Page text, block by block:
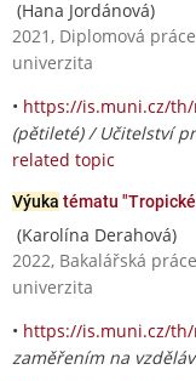
(Hana Jordánová)
2021, Diplomová
univerzita
• https://is.muni.cz/
(pětileté) / Učitelství
related topic
Výuka tématu
(Karolína Derahová)
2022, Bakalářská
univerzita
• https://is.muni.cz/
zaměřením na